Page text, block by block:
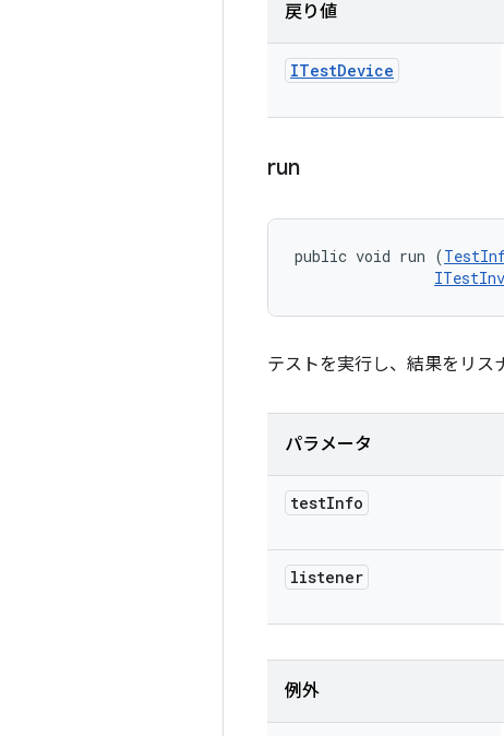
戻り値
ITestDevice
run
public void run (
テストを実行し、結果をリス
パラメータ
testInfo
listener
例外